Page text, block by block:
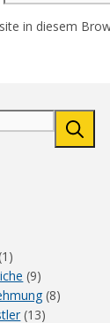
Mail-
Adressein diesem
(9)
(8)
(13)